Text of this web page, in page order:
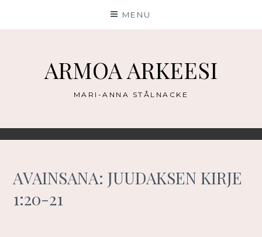
MENU
ARMOA ARKEESI
MARI-ANNA STÅLNACKE
AVAINSANA:JUUDAKSEN KIRJE
1:20-21